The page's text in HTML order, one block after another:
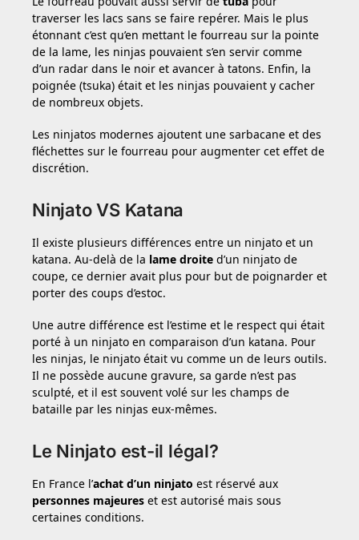
traverser les lacs sans se faire repérer. Mais le plus
étonnant c’est qu’en mettant le fourreau sur la pointe
de la lame, les ninjas pouvaient s’en servir comme
d’un radar dans le noir et avancer à tatons. Enfin, la
poignée (tsuka) était et les ninjas pouvaient y cacher
de nombreux objets.
Les ninjatos modernes ajoutent une sarbacane et des
fléchettes sur le fourreau pour augmenter cet effet de
discrétion.
Ninjato VS Katana
Il existe plusieurs différences entre un ninjato et un
katana. Au-delà de la lame droite d’un ninjato de
coupe, ce dernier avait plus pour but de poignarder et
porter des coups d’estoc.
Une autre différence est l’estime et le respect qui était
porté à un ninjato en comparaison d’un katana. Pour
les ninjas, le ninjato était vu comme un de leurs outils.
Il ne possède aucune gravure, sa garde n’est pas
sculpté, et il est souvent volé sur les champs de
bataille par les ninjas eux-mêmes.
Le Ninjato est-il légal?
En France l’achat d’un ninjato est réservé aux
personnes majeures et est autorisé mais sous
certaines conditions.